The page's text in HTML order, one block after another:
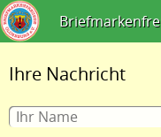
Ihre Nachricht